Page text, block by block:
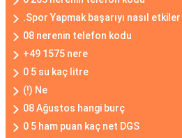
.Spor Yapmak başarıyı nasıl etkiler
08 nerenin telefon kodu
+49 1575 nere
0 5 su kaç litre
(!) Ne
08 Ağustos hangi burç
0 5 ham puan kaç net DGS